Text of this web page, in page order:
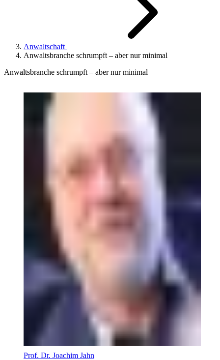
Anwaltschaft
Anwaltsbranche schrumpft – aber nur minimal
Anwaltsbranche schrumpft – aber nur minimal
Prof. Dr. Joachim Jahn